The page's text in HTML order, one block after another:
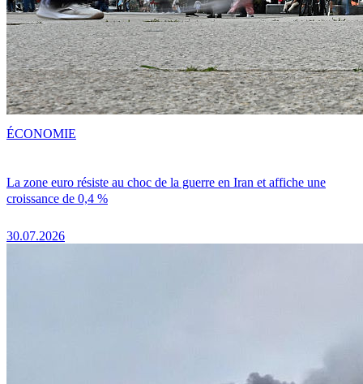
La zone euro résiste au choc de la guerre en Iran et affiche une
croissance de 0,4 %
30.07.2026
ÉCONOMIE